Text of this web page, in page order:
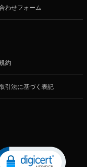
わせフォーム
約
引法に基づく表記